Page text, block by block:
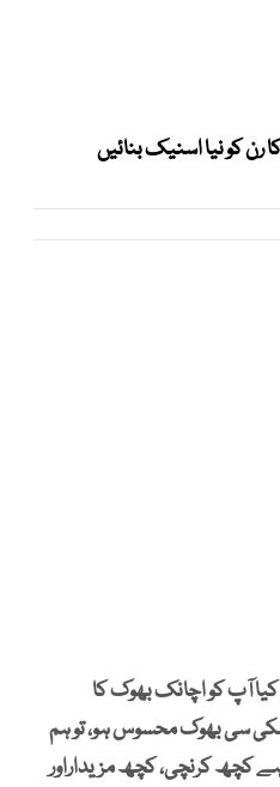
کو نیا اسنیک بنائیں
کیا آپ کو اچانک بھوک کا
سی بھوک محسوس ہو، تو ہم
کچھ کرنچی، کچھ مزیداراور